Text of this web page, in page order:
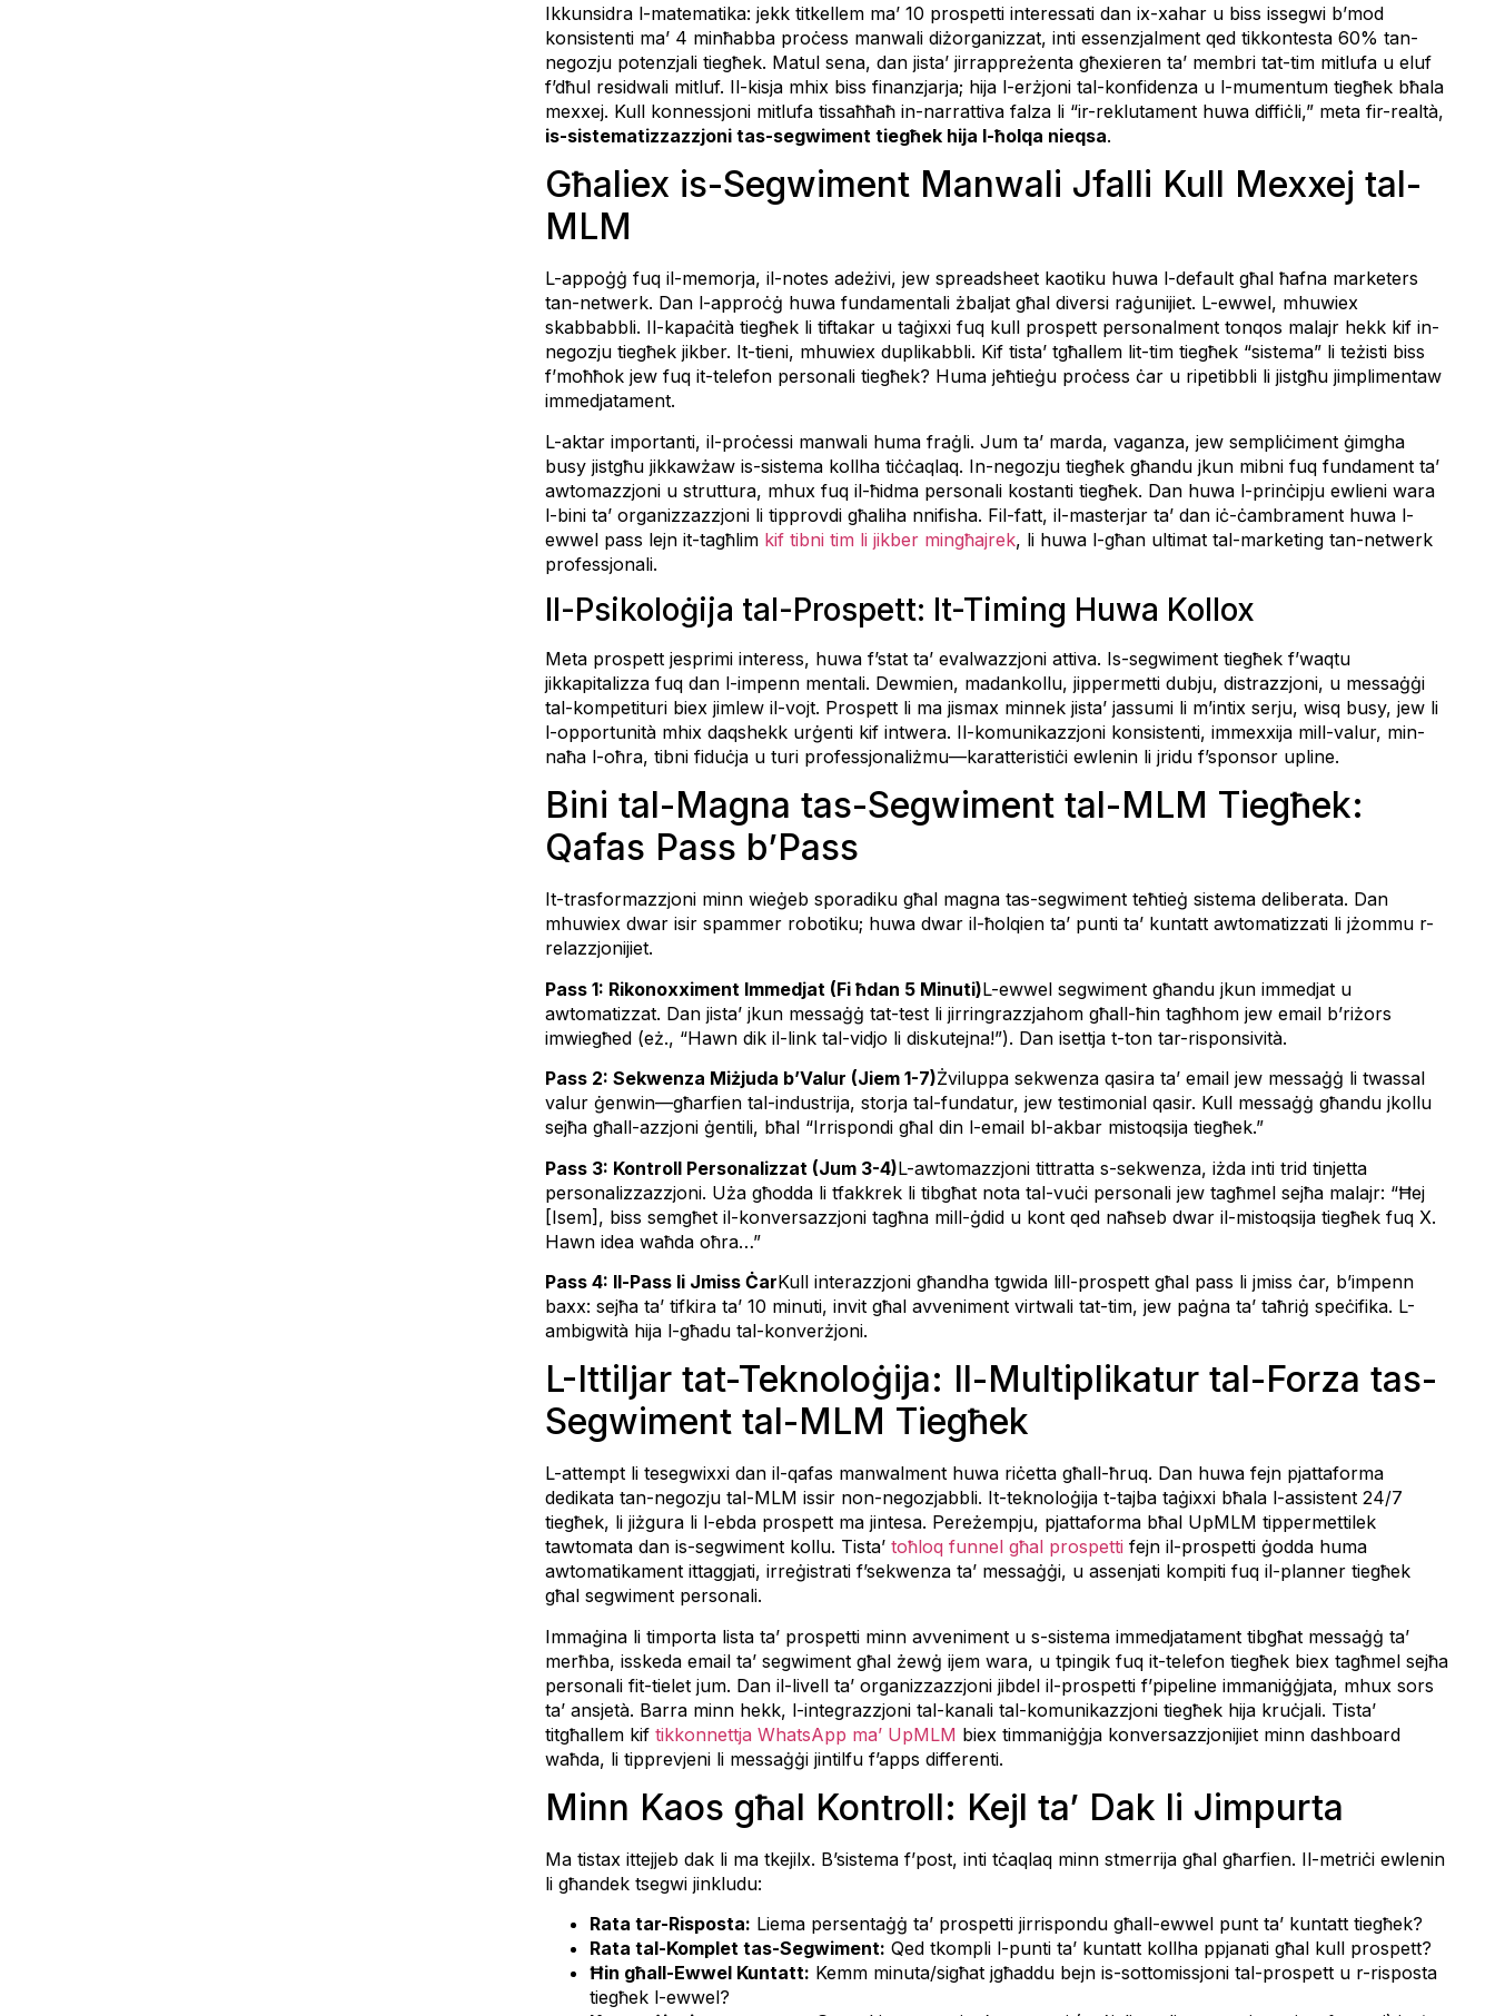
Ikkunsidra l-matematika: jekk titkellem ma’ 10 prospetti interessati dan ix-xahar u biss issegwi b’mod
konsistenti ma’ 4 minħabba proċess manwali diżorganizzat, inti essenzjalment qed tikkontesta 60% tan-
negozju potenzjali tiegħek. Matul sena, dan jista’ jirrappreżenta għexieren ta’ membri tat-tim mitlufa u eluf
f’dħul residwali mitluf. Il-kisja mhix biss finanzjarja; hija l-erżjoni tal-konfidenza u l-mumentum tiegħek bħala
mexxej. Kull konnessjoni mitlufa tissaħħaħ in-narrattiva falza li “ir-reklutament huwa diffiċli,” meta fir-realtà,
is-sistematizzazzjoni tas-segwiment tiegħek hija l-ħolqa nieqsa.
Għaliex is-Segwiment Manwali Jfalli Kull Mexxej tal-
MLM
L-appoġġ fuq il-memorja, il-notes adeżivi, jew spreadsheet kaotiku huwa l-default għal ħafna marketers
tan-netwerk. Dan l-approċġ huwa fundamentali żbaljat għal diversi raġunijiet. L-ewwel, mhuwiex
skabbabbli. Il-kapaċità tiegħek li tiftakar u taġixxi fuq kull prospett personalment tonqos malajr hekk kif in-
negozju tiegħek jikber. It-tieni, mhuwiex duplikabbli. Kif tista’ tgħallem lit-tim tiegħek “sistema” li teżisti biss
f’moħħok jew fuq it-telefon personali tiegħek? Huma jeħtieġu proċess ċar u ripetibbli li jistgħu jimplimentaw
immedjatament.
L-aktar importanti, il-proċessi manwali huma fraġli. Jum ta’ marda, vaganza, jew sempliċiment ġimgha
busy jistgħu jikkawżaw is-sistema kollha tiċċaqlaq. In-negozju tiegħek għandu jkun mibni fuq fundament ta’
awtomazzjoni u struttura, mhux fuq il-ħidma personali kostanti tiegħek. Dan huwa l-prinċipju ewlieni wara
l-bini ta’ organizzazzjoni li tipprovdi għaliha nnifisha. Fil-fatt, il-masterjar ta’ dan iċ-ċambrament huwa l-
ewwel pass lejn it-tagħlim kif tibni tim li jikber mingħajrek, li huwa l-għan ultimat tal-marketing tan-netwerk
professjonali.
Il-Psikoloġija tal-Prospett: It-Timing Huwa Kollox
Meta prospett jesprimi interess, huwa f’stat ta’ evalwazzjoni attiva. Is-segwiment tiegħek f’waqtu
jikkapitalizza fuq dan l-impenn mentali. Dewmien, madankollu, jippermetti dubju, distrazzjoni, u messaġġi
tal-kompetituri biex jimlew il-vojt. Prospett li ma jismax minnek jista’ jassumi li m’intix serju, wisq busy, jew li
l-opportunità mhix daqshekk urġenti kif intwera. Il-komunikazzjoni konsistenti, immexxija mill-valur, min-
naħa l-oħra, tibni fiduċja u turi professjonaliżmu—karatteristiċi ewlenin li jridu f’sponsor upline.
Bini tal-Magna tas-Segwiment tal-MLM Tiegħek:
Qafas Pass b’Pass
It-trasformazzjoni minn wieġeb sporadiku għal magna tas-segwiment teħtieġ sistema deliberata. Dan
mhuwiex dwar isir spammer robotiku; huwa dwar il-ħolqien ta’ punti ta’ kuntatt awtomatizzati li jżommu r-
relazzjonijiet.
Pass 1: Rikonoxximent Immedjat (Fi ħdan 5 Minuti)L-ewwel segwiment għandu jkun immedjat u
awtomatizzat. Dan jista’ jkun messaġġ tat-test li jirringrazzjahom għall-ħin tagħhom jew email b’riżors
imwiegħed (eż., “Hawn dik il-link tal-vidjo li diskutejna!”). Dan isettja t-ton tar-risponsività.
Pass 2: Sekwenza Miżjuda b’Valur (Jiem 1-7)Żviluppa sekwenza qasira ta’ email jew messaġġ li twassal
valur ġenwin—għarfien tal-industrija, storja tal-fundatur, jew testimonial qasir. Kull messaġġ għandu jkollu
sejħa għall-azzjoni ġentili, bħal “Irrispondi għal din l-email bl-akbar mistoqsija tiegħek.”
Pass 3: Kontroll Personalizzat (Jum 3-4)L-awtomazzjoni tittratta s-sekwenza, iżda inti trid tinjetta
personalizzazzjoni. Uża għodda li tfakkrek li tibgħat nota tal-vuċi personali jew tagħmel sejħa malajr: “Ħej
[Isem], biss semgħet il-konversazzjoni tagħna mill-ġdid u kont qed naħseb dwar il-mistoqsija tiegħek fuq X.
Hawn idea waħda oħra…”
Pass 4: Il-Pass li Jmiss ĊarKull interazzjoni għandha tgwida lill-prospett għal pass li jmiss ċar, b’impenn
baxx: sejħa ta’ tifkira ta’ 10 minuti, invit għal avveniment virtwali tat-tim, jew paġna ta’ taħriġ speċifika. L-
ambigwità hija l-għadu tal-konverżjoni.
L-Ittiljar tat-Teknoloġija: Il-Multiplikatur tal-Forza tas-
Segwiment tal-MLM Tiegħek
L-attempt li tesegwixxi dan il-qafas manwalment huwa riċetta għall-ħruq. Dan huwa fejn pjattaforma
dedikata tan-negozju tal-MLM issir non-negozjabbli. It-teknoloġija t-tajba taġixxi bħala l-assistent 24/7
tiegħek, li jiżgura li l-ebda prospett ma jintesa. Pereżempju, pjattaforma bħal UpMLM tippermettilek
tawtomata dan is-segwiment kollu. Tista’ toħloq funnel għal prospetti fejn il-prospetti ġodda huma
awtomatikament ittaggjati, irreġistrati f’sekwenza ta’ messaġġi, u assenjati kompiti fuq il-planner tiegħek
għal segwiment personali.
Immaġina li timporta lista ta’ prospetti minn avveniment u s-sistema immedjatament tibgħat messaġġ ta’
merħba, isskeda email ta’ segwiment għal żewġ ijem wara, u tpingik fuq it-telefon tiegħek biex tagħmel sejħa
personali fit-tielet jum. Dan il-livell ta’ organizzazzjoni jibdel il-prospetti f’pipeline immaniġġjata, mhux sors
ta’ ansjetà. Barra minn hekk, l-integrazzjoni tal-kanali tal-komunikazzjoni tiegħek hija kruċjali. Tista’
titgħallem kif tikkonnettja WhatsApp ma’ UpMLM biex timmaniġġja konversazzjonijiet minn dashboard
waħda, li tipprevjeni li messaġġi jintilfu f’apps differenti.
Minn Kaos għal Kontroll: Kejl ta’ Dak li Jimpurta
Ma tistax ittejjeb dak li ma tkejilx. B’sistema f’post, inti tċaqlaq minn stmerrija għal għarfien. Il-metriċi ewlenin
li għandek tsegwi jinkludu:
Rata tar-Risposta: Liema persentaġġ ta’ prospetti jirrispondu għall-ewwel punt ta’ kuntatt tiegħek?
Rata tal-Komplet tas-Segwiment: Qed tkompli l-punti ta’ kuntatt kollha ppjanati għal kull prospett?
Ħin għall-Ewwel Kuntatt: Kemm minuta/sigħat jgħaddu bejn is-sottomissjoni tal-prospett u r-risposta
tiegħek l-ewwel?